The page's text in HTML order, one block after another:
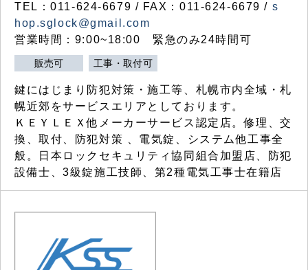
TEL：011-624-6679 / FAX：011-624-6679 / s
hop.sglock@gmail.com
営業時間：9:00~18:00 緊急のみ24時間可
販売可 工事・取付可
鍵にはじまり防犯対策・施工等、札幌市内全域・札
幌近郊をサービスエリアとしております。
ＫＥＹＬＥＸ他メーカーサービス認定店。修理、交
換、取付、防犯対策 、電気錠、システム他工事全
般。日本ロックセキュリティ協同組合加盟店、防犯
設備士、3級錠施工技師、第2種電気工事士在籍店